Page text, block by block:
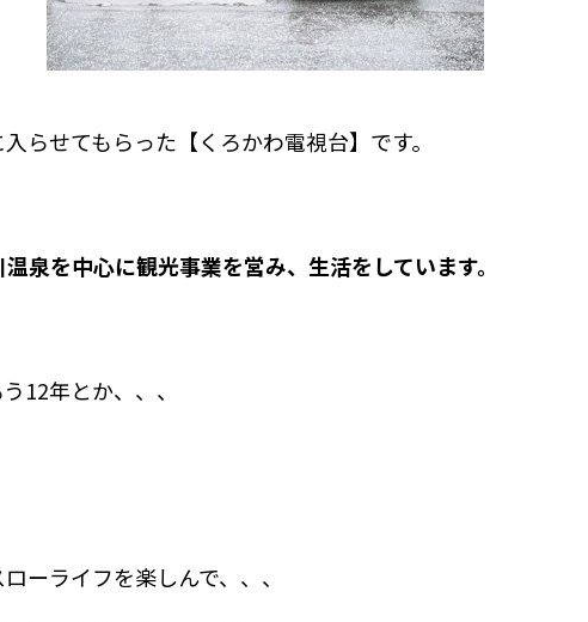
らせてもらった【くろかわ電視台】です。
泉を中心に観光事業を営み、生活をしています。
12年とか、、、
ーライフを楽しんで、、、